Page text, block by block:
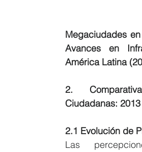
Megaciudades
Avances en
América Latina
2.
Ciudadanas:
2.1 Evolución de
Las